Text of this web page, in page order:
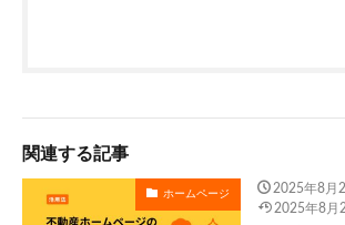
関連する記事
ホームページ
2025年8月
2025年8月